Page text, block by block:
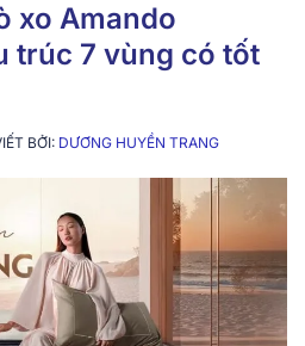
xo Amando
trúc 7 vùng có tốt
BỞI: DƯƠNG HUYỀN TRANG